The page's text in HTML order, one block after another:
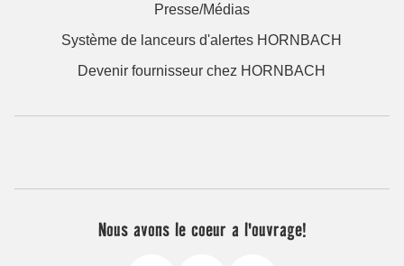
Presse/Médias
Système de lanceurs d'alertes HORNBACH
Devenir fournisseur chez HORNBACH
Nous avons le coeur a l'ouvrage!